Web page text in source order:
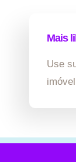
Mais
Use